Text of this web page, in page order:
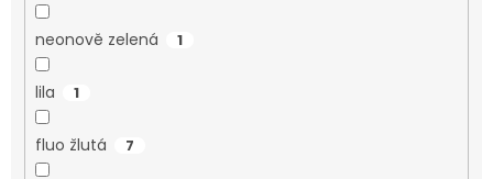
neonově zelená 1
lila 1
fluo žlutá 7